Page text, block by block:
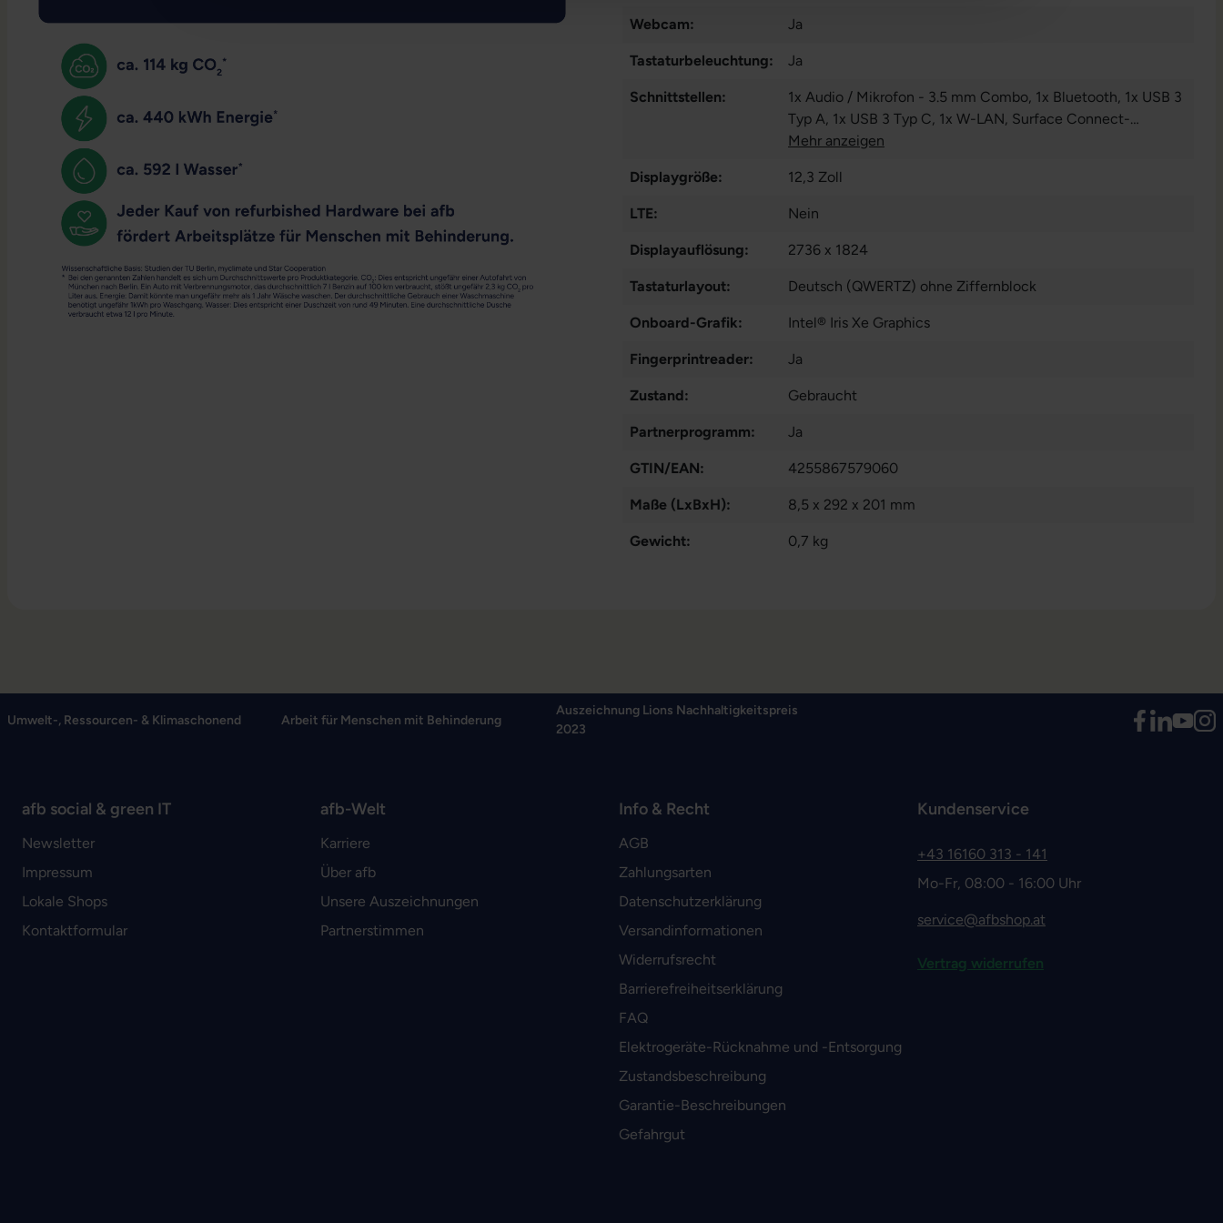
Webcam: Ja
Tastaturbeleuchtung: Ja
Schnittstellen: 1x Audio / Mikrofon - 3.5 mm Combo, 1x Bluetooth, 1x USB 3
Typ A, 1x USB 3 Typ C, 1x W-LAN, Surface Connect-
Anschluss
Mehr anzeigen
Displaygröße: 12,3 Zoll
LTE: Nein
Displayauflösung: 2736 x 1824
Tastaturlayout: Deutsch (QWERTZ) ohne Ziffernblock
Onboard-Grafik: Intel® Iris Xe Graphics
Fingerprintreader: Ja
Zustand: Gebraucht
Partnerprogramm: Ja
GTIN/EAN: 4255867579060
Maße (LxBxH): 8,5 x 292 x 201 mm
Gewicht: 0,7 kg
Umwelt-, Ressourcen- & Klimaschonend Arbeit für Menschen mit Behinderung
Auszeichnung Lions Nachhaltigkeitspreis
2023
afb social & green IT
Newsletter
Impressum
Lokale Shops
Kontaktformular
afb-Welt
Karriere
Über afb
Unsere Auszeichnungen
Partnerstimmen
Info & Recht
AGB
Zahlungsarten
Datenschutzerklärung
Versandinformationen
Widerrufsrecht
Barrierefreiheitserklärung
FAQ
Elektrogeräte-Rücknahme und -Entsorgung
Zustandsbeschreibung
Garantie-Beschreibungen
Gefahrgut
Kundenservice
+43 16160 313 - 141
Mo-Fr, 08:00 - 16:00 Uhr
service@afbshop.at
Vertrag widerrufen